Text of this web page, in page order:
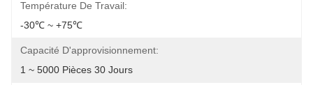
Température De Travail:
-30℃ ~ +75℃
Capacité D'approvisionnement:
1 ~ 5000 Pièces 30 Jours